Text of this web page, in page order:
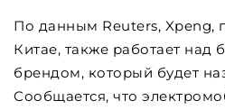
По данным Reuters, Xpeng,
Китае, также работает над
брендом, который будет
Сообщается, что